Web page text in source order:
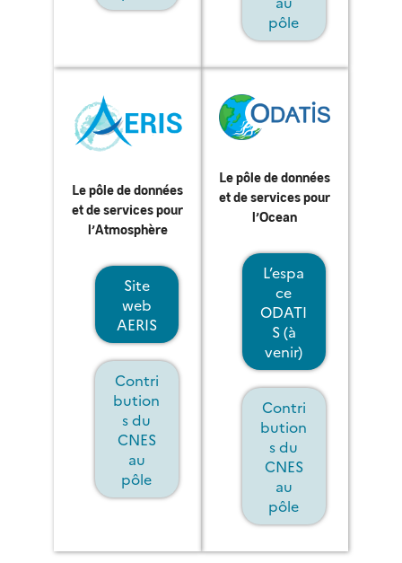
pôle
Le pôle de données
et de services pour
l’Atmosphère
Site
web
AERIS
Contri
bution
s du
CNES
au
pôle
Le pôle de données
et de services pour
l’Ocean
L’espa
ce
ODATI
S (à
venir)
Contri
bution
s du
CNES
au
pôle